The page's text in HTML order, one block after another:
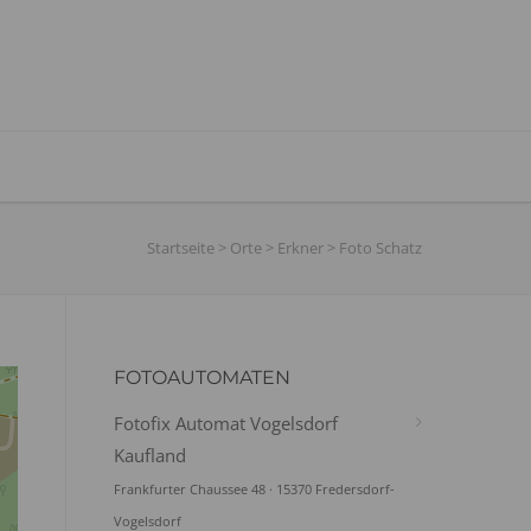
Startseite > Orte > Erkner > Foto Schatz
FOTOAUTOMATEN
Fotofix Automat Vogelsdorf
Kaufland
Frankfurter Chaussee 48 · 15370 Fredersdorf-
Vogelsdorf